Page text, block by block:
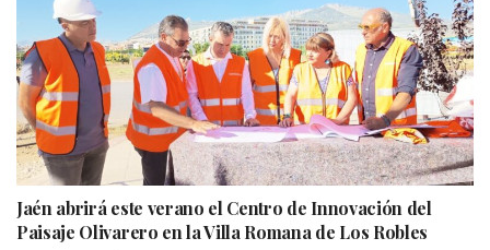
Jaén abrirá este verano el Centro de Innovación del
Paisaje Olivarero en la Villa Romana de Los Robles